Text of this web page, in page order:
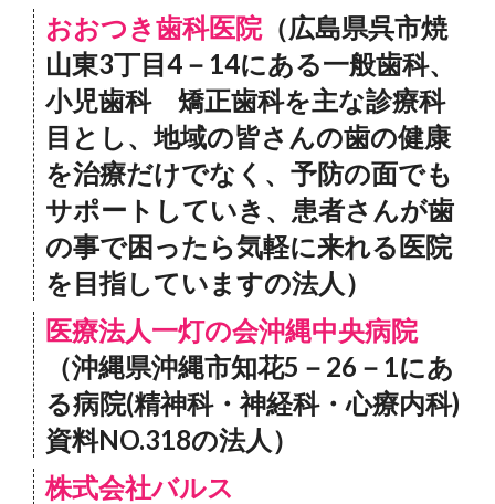
おおつき歯科医院（広島県呉市焼
山東3丁目4－14にある一般歯科、
小児歯科 矯正歯科を主な診療科
目とし、地域の皆さんの歯の健康
を治療だけでなく、予防の面でも
サポートしていき、患者さんが歯
の事で困ったら気軽に来れる医院
を目指していますの法人）
医療法人一灯の会沖縄中央病院
（沖縄県沖縄市知花5－26－1にあ
る病院(精神科・神経科・心療内科)
資料NO.318の法人）
株式会社バルス